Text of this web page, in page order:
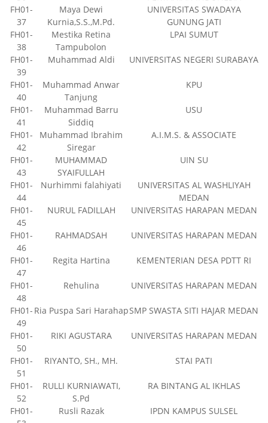
FH01-
37
Maya Dewi
Kurnia,S.S.,M.Pd.
UNIVERSITAS SWADAYA
GUNUNG JATI
FH01-
38
Mestika Retina
Tampubolon
LPAI SUMUT
FH01-
39
Muhammad Aldi UNIVERSITAS NEGERI SURABAYA
FH01-
40
Muhammad Anwar
Tanjung
KPU
FH01-
41
Muhammad Barru
Siddiq
USU
FH01-
42
Muhammad Ibrahim
Siregar
A.I.M.S. & ASSOCIATE
FH01-
43
MUHAMMAD
SYAIFULLAH
UIN SU
FH01-
44
Nurhimmi falahiyati
UNIVERSITAS AL WASHLIYAH
MEDAN
FH01-
45
NURUL FADILLAH UNIVERSITAS HARAPAN MEDAN
FH01-
46
RAHMADSAH UNIVERSITAS HARAPAN MEDAN
FH01-
47
Regita Hartina KEMENTERIAN DESA PDTT RI
FH01-
48
Rehulina UNIVERSITAS HARAPAN MEDAN
FH01-
49
Ria Puspa Sari HarahapSMP SWASTA SITI HAJAR MEDAN
FH01-
50
RIKI AGUSTARA UNIVERSITAS HARAPAN MEDAN
FH01-
51
RIYANTO, SH., MH. STAI PATI
FH01-
52
RULLI KURNIAWATI,
S.Pd
RA BINTANG AL IKHLAS
FH01-
Rusli Razak IPDN KAMPUS SULSEL